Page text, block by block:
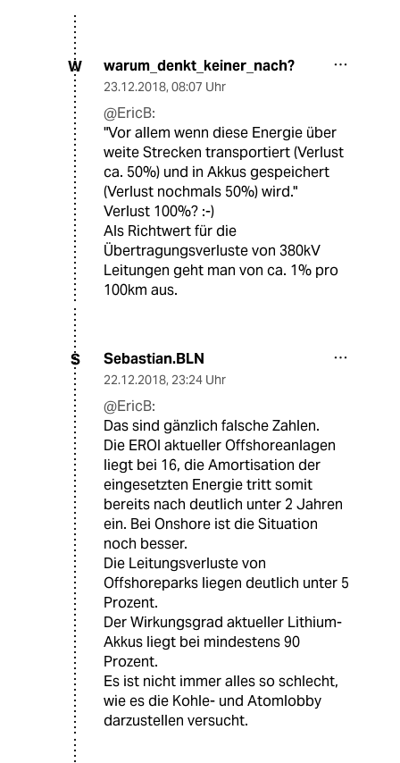
W warum_denkt_keiner_nach?
23.12.2018, 08:07 Uhr
@EricB:
"Vor allem wenn diese Energie über
weite Strecken transportiert (Verlust
ca. 50%) und in Akkus gespeichert
(Verlust nochmals 50%) wird."
Verlust 100%? :-)
Als Richtwert für die
Übertragungsverluste von 380kV
Leitungen geht man von ca. 1% pro
100km aus.
S Sebastian.BLN
22.12.2018, 23:24 Uhr
@EricB:
Das sind gänzlich falsche Zahlen.
Die EROI aktueller Offshoreanlagen
liegt bei 16, die Amortisation der
eingesetzten Energie tritt somit
bereits nach deutlich unter 2 Jahren
ein. Bei Onshore ist die Situation
noch besser.
Die Leitungsverluste von
Offshoreparks liegen deutlich unter 5
Prozent.
Der Wirkungsgrad aktueller Lithium-
Akkus liegt bei mindestens 90
Prozent.
Es ist nicht immer alles so schlecht,
wie es die Kohle- und Atomlobby
darzustellen versucht.